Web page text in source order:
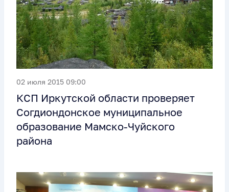
02 июля 2015 09:00
КСП Иркутской области проверяет
Согдиондонское муниципальное
образование Мамско-Чуйского
района